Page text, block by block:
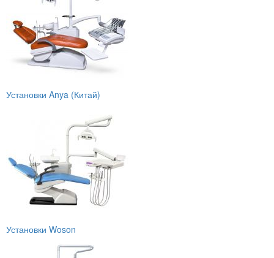
Установки Anya (Китай)
Установки Woson